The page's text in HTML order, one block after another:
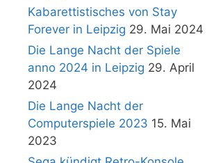
Kabarettistisches von Stay
Forever in Leipzig 29. Mai 2024
Die Lange Nacht der Spiele
anno 2024 in Leipzig 29. April
2024
Die Lange Nacht der
Computerspiele 2023 15. Mai
2023